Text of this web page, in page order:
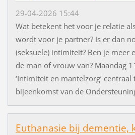
29-04-2026 15:44
Wat betekent het voor je relatie
wordt voor je partner? Is er dan
(seksuele) intimiteit? Ben je meer
de man of vrouw van? Maandag
‘Intimiteit en mantelzorg’ centraal
bijeenkomst van de
Euthanasie bij dementie,